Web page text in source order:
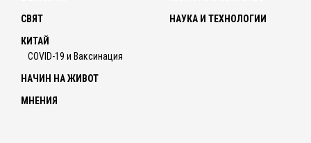
СВЯТ
КИТАЙ
COVID-19 и Ваксинация
НАУКА И ТЕХНОЛОГИИ
НАЧИН НА ЖИВОТ
МНЕНИЯ